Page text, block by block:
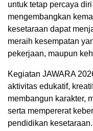
untuk tetap percaya
mengembangkan
kesetaraan dapat
meraih kesempatan
pekerjaan, maupun
Kegiatan JAWARA
aktivitas edukatif,
membangun karakter,
serta mempererat
pendidikan kesetaraan.